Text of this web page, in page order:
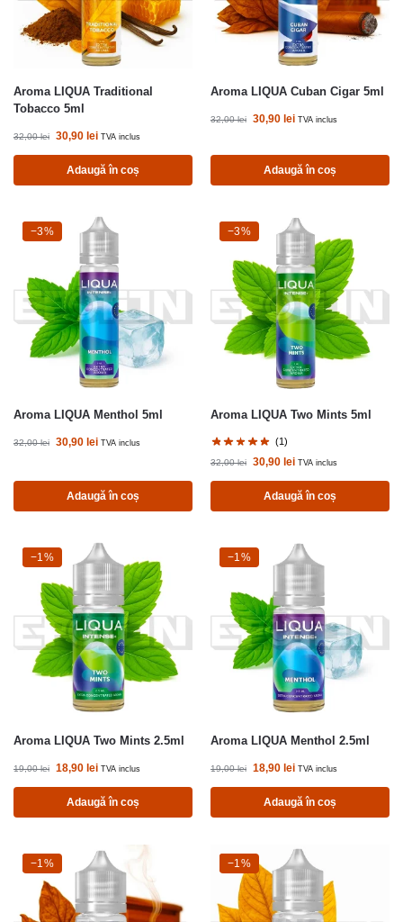
Aroma LIQUA Traditional
Tobacco 5ml
32,00lei 30,90 lei TVA inclus
Adaugă în coș
Aroma LIQUA Cuban Cigar 5ml
32,00lei 30,90 lei TVA inclus
Adaugă în coș
-3%
−3%
Aroma LIQUA Menthol 5ml
32,00lei 30,90 lei TVA inclus
Adaugă în coș
-3%
−3%
Aroma LIQUA Two Mints 5ml
(1)
32,00lei 30,90 lei TVA inclus
Adaugă în coș
-1%
−1%
Aroma LIQUA Two Mints 2.5ml
19,00lei 18,90 lei TVA inclus
Adaugă în coș
-1%
−1%
Aroma LIQUA Menthol 2.5ml
19,00lei 18,90 lei TVA inclus
Adaugă în coș
-1%
−1% -1%
−1%